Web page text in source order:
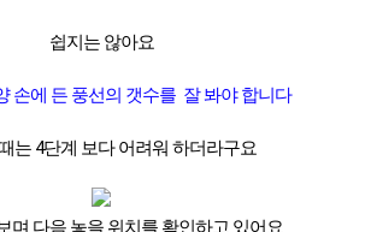
쉽지는 않아요
손에 든 풍선의 갯수를 잘 봐야 합니다
는 4단계 보다 어려워 하더라구요
며 다음 놓을 위치를 확인하고 있어요